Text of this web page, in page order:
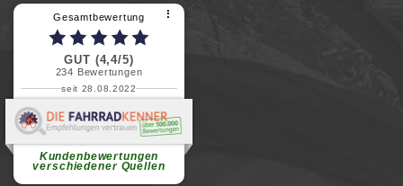
Gesamtbewertung ⠇
GUT (4,4/5)
234 Bewertungen
seit 28.08.2022
Kundenbewertungen
verschiedener Quellen
Elvira B.
Superschnelle und freundliche
weiterlesen